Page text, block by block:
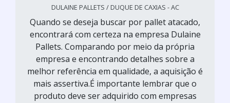
DULAINE PALLETS / DUQUE DE CAXIAS - AC
Quando se deseja buscar por pallet atacado,
encontrará com certeza na empresa Dulaine
Pallets. Comparando por meio da própria
empresa e encontrando detalhes sobre a
melhor referência em qualidade, a aquisição é
mais assertiva.É importante lembrar que o
produto deve ser adquirido com empresas